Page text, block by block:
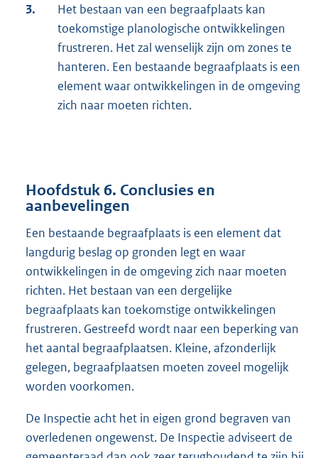
3.
Het bestaan van een begraafplaats kan
toekomstige planologische ontwikkelingen
frustreren. Het zal wenselijk zijn om zones te
hanteren. Een bestaande begraafplaats is een
element waar ontwikkelingen in de omgeving
zich naar moeten richten.
Hoofdstuk 6. Conclusies en
aanbevelingen
Een bestaande begraafplaats is een element dat
langdurig beslag op gronden legt en waar
ontwikkelingen in de omgeving zich naar moeten
richten. Het bestaan van een dergelijke
begraafplaats kan toekomstige ontwikkelingen
frustreren. Gestreefd wordt naar een beperking van
het aantal begraafplaatsen. Kleine, afzonderlijk
gelegen, begraafplaatsen moeten zoveel mogelijk
worden voorkomen.
De Inspectie acht het in eigen grond begraven van
overledenen ongewenst. De Inspectie adviseert de